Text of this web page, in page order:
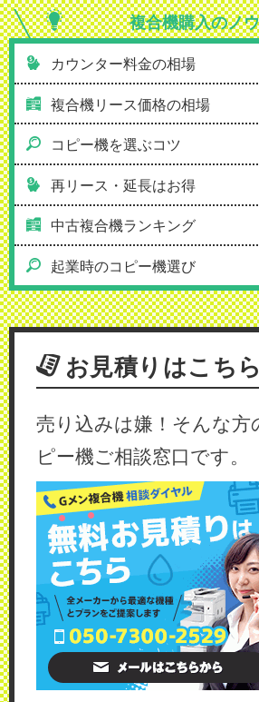
複合機購入のノ
カウンター料金の相場
複合機リース価格の相場
コピー機を選ぶコツ
再リース・延長はお得
中古複合機ランキング
起業時のコピー機選び
お見積りはこちら
売り込みは嫌！そんな方
ピー機ご相談窓口です。